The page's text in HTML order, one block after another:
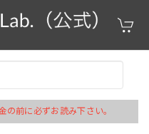
の前に必ずお読み下さい。